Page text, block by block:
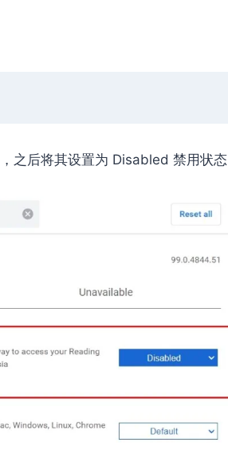
之后将其设置为 Disabled 禁用状态